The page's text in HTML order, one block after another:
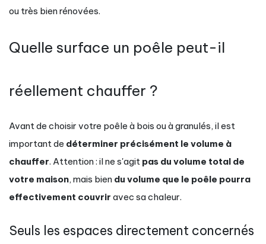
ou très bien rénovées.
Quelle surface un poêle peut-il
réellement chauffer ?
Avant de choisir votre poêle à bois ou à granulés, il est
important de déterminer précisément le volume à
chauffer. Attention : il ne s'agit pas du volume total de
votre maison, mais bien du volume que le poêle pourra
effectivement couvrir avec sa chaleur.
Seuls les espaces directement concernés